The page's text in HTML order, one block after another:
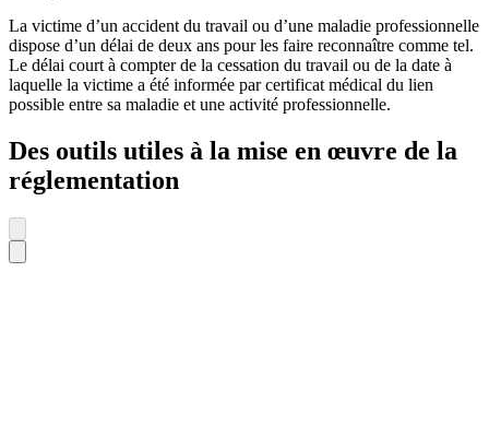
La victime d’un accident du travail ou d’une maladie professionnelle
dispose d’un délai de deux ans pour les faire reconnaître comme tel.
Le délai court à compter de la cessation du travail ou de la date à
laquelle la victime a été informée par certificat médical du lien
possible entre sa maladie et une activité professionnelle.
Des outils utiles à la mise en œuvre de la
réglementation